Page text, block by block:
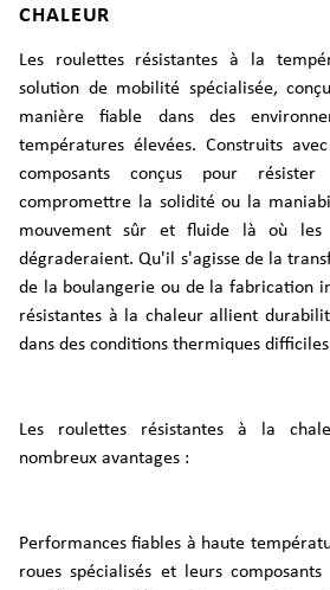
CHALEUR
Les roulettes résistantes à la
solution de mobilité spécialisée,
manière fiable dans des
températures élevées. Construits
composants conçus pour
compromettre la solidité ou la
mouvement sûr et fluide là où les
dégraderaient. Qu'il s'agisse de la
de la boulangerie ou de la fabrication
résistantes à la chaleur allient
dans des conditions thermiques
Les roulettes résistantes à la
nombreux avantages :
Performances fiables à haute
roues spécialisés et leurs